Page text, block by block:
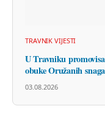
TRAVNIK VIJESTI
U Travniku
obuke Oružanih
03.08.2026